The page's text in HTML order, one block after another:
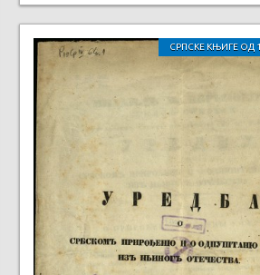
СРПСКЕ КЊИГЕ ОД